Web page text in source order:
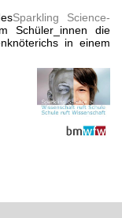
Sparkling Science-
Schüler_innen die
in einem